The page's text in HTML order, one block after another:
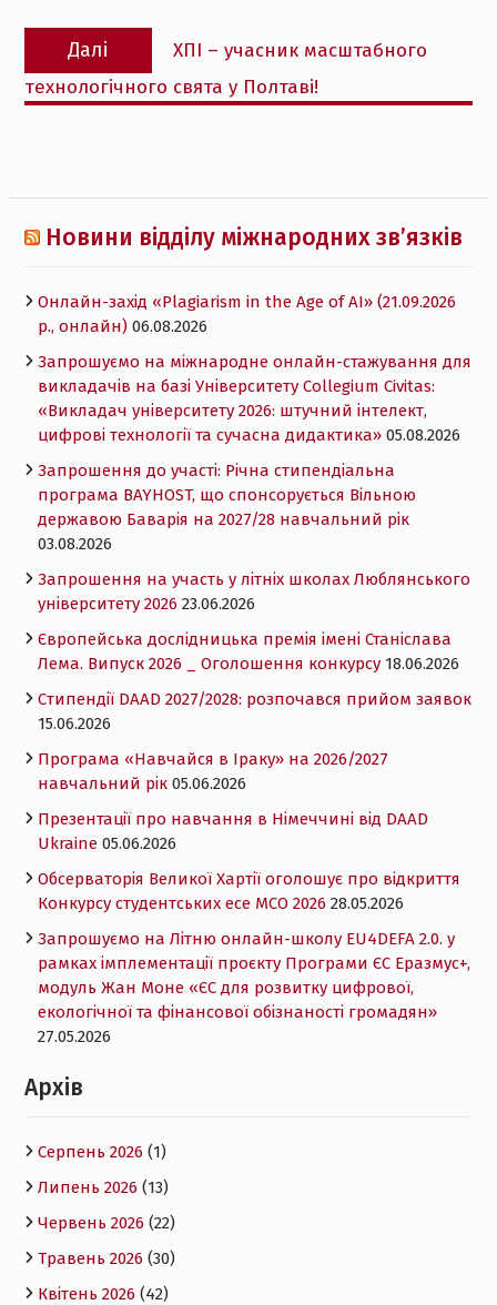
Далі
Наступний
ХПІ – учасник масштабного
технологічного свята у Полтаві!
Новини відділу міжнародних зв’язків
Онлайн-захід «Plagiarism in the Age of AI» (21.09.2026
р., онлайн) 06.08.2026
Запрошуємо на міжнародне онлайн-стажування для
викладачів на базі Університету Collegium Civitas:
«Викладач університету 2026: штучний інтелект,
цифрові технології та сучасна дидактика» 05.08.2026
Запрошення до участі: Річна стипендіальна
програма BAYHOST, що спонсорується Вільною
державою Баварія на 2027/28 навчальний рік
03.08.2026
Запрошення на участь у літніх школах Люблянського
університету 2026 23.06.2026
Європейська дослідницька премія імені Станіслава
Лема. Випуск 2026 _ Оголошення конкурсу 18.06.2026
Cтипендії DAAD 2027/2028: розпочався прийом заявок
15.06.2026
Програма «Навчайся в Іраку» на 2026/2027
навчальний рік 05.06.2026
Презентації про навчання в Німеччині від DAAD
Ukraine 05.06.2026
Обсерваторія Великої Хартії оголошує про відкриття
Конкурсу студентських есе MCO 2026 28.05.2026
Запрошуємо на Літню онлайн-школу EU4DEFA 2.0. у
рамках імплементації проєкту Програми ЄС Еразмус+,
модуль Жан Моне «ЄС для розвитку цифрової,
екологічної та фінансової обізнаності громадян»
27.05.2026
Архів
Серпень 2026(1)
Липень 2026(13)
Червень 2026(22)
Травень 2026(30)
Квітень 2026(42)